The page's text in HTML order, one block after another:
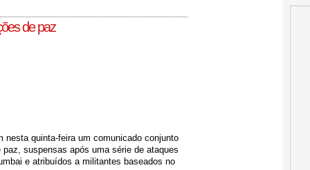
de paz
nesta quinta-feira um comunicado conjunto
suspensas após uma série de ataques
e atribuídos a militantes baseados no